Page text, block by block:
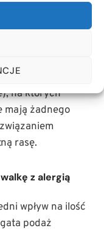
organizmu
produkowane w
samce.
f 2
na których
mają żadnego
rasę.
z alergią
wpływ na ilość
podaż